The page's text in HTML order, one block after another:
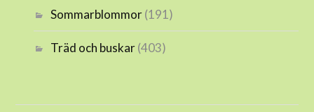
Sommarblommor(191)
Träd och buskar(403)